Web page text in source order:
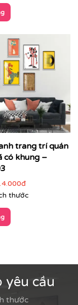
sản xuất với
sắc nét, sống
trang trí quán
có khung –
thước
yêu cầu
thước